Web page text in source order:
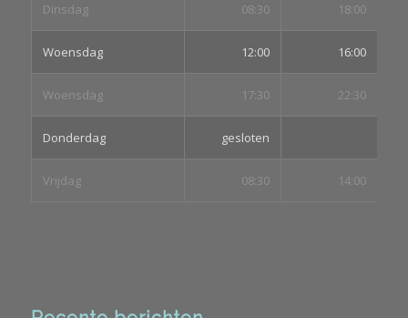
Dinsdag 08:30 18:00
Woensdag 12:00 16:00
Woensdag 17:30 22:30
Donderdag gesloten
Vrijdag 08:30 14:00